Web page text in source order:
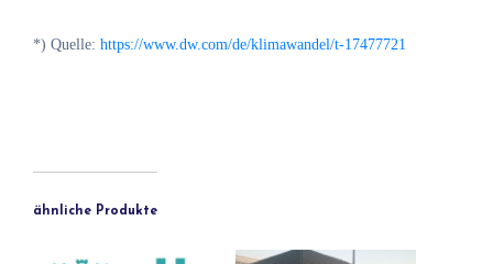
*) Quelle: https://www.dw.com/de/klimawandel/t-17477721
ähnliche Produkte